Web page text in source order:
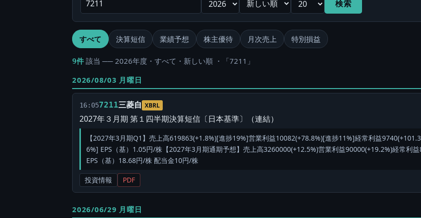
検索
すべて 決算短信 業績予想 株主優待 月次売上 特別損益
9件 該当 ── 2026年度・すべて・新しい順 ・「7211」
2026/08/03 月曜日
16:057211三菱自 XBRL
2027年３月期 第１四半期決算短信〔日本基準〕（連結）
【2027年3月期Q1】売上高619863(+1.8%)[進捗19%]営業利益10082(+78.8%)[進捗11%]経常利益
6%] EPS（基）1.05円/株【2027年3月期通期予想】売上高3260000(+12.5%)営業利益90000(+19.2%)経常利
EPS（基）18.68円/株 配当金10円/株
投資情報 PDF
2026/06/29 月曜日